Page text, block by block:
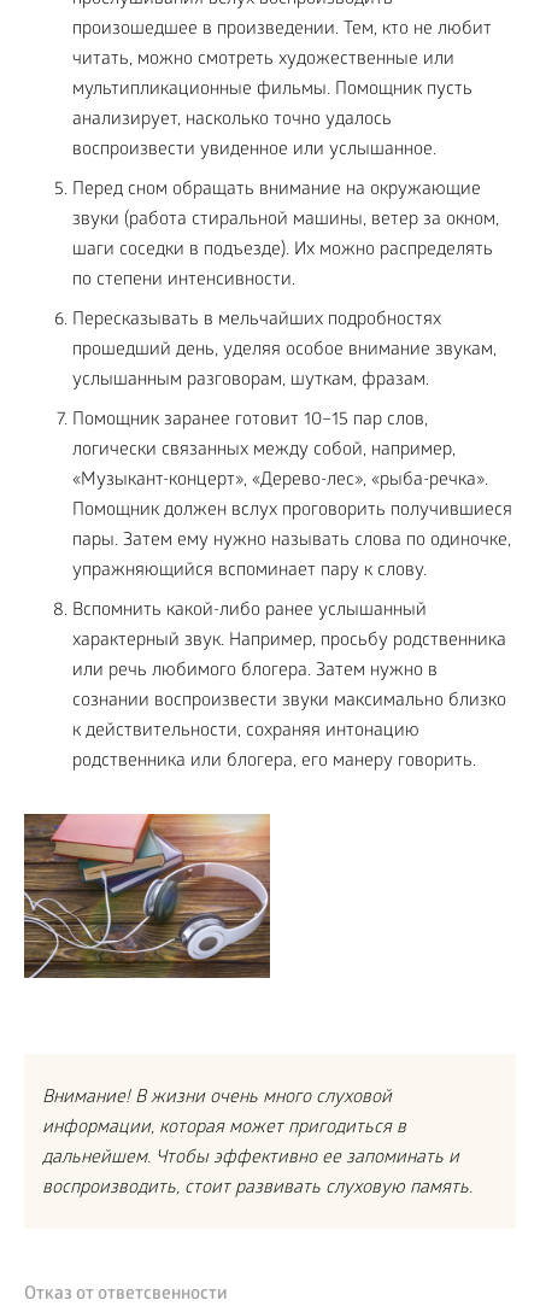
произошедшее в произведении. Тем, кто не любит
читать, можно смотреть художественные или
мультипликационные фильмы. Помощник пусть
анализирует, насколько точно удалось
воспроизвести увиденное или услышанное.
Перед сном обращать внимание на окружающие
звуки (работа стиральной машины, ветер за окном,
шаги соседки в подъезде). Их можно распределять
по степени интенсивности.
Пересказывать в мельчайших подробностях
прошедший день, уделяя особое внимание звукам,
услышанным разговорам, шуткам, фразам.
Помощник заранее готовит 10–15 пар слов,
логически связанных между собой, например,
«Музыкант-концерт», «Дерево-лес», «рыба-речка».
Помощник должен вслух проговорить получившиеся
пары. Затем ему нужно называть слова по одиночке,
упражняющийся вспоминает пару к слову.
Вспомнить какой-либо ранее услышанный
характерный звук. Например, просьбу родственника
или речь любимого блогера. Затем нужно в
сознании воспроизвести звуки максимально близко
к действительности, сохраняя интонацию
родственника или блогера, его манеру говорить.
Внимание! В жизни очень много слуховой
информации, которая может пригодиться в
дальнейшем. Чтобы эффективно ее запоминать и
воспроизводить, стоит развивать слуховую память.
Отказ от ответсвенности